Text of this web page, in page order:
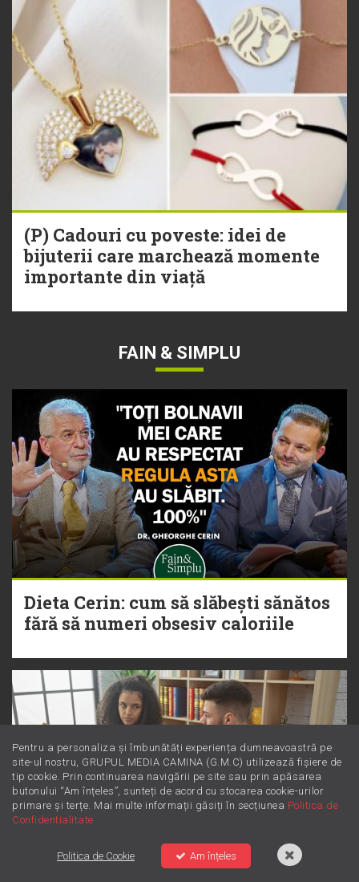
(P) Cadouri cu poveste: idei de
bijuterii care marchează momente
importante din viață
FAIN & SIMPLU
Dieta Cerin: cum să slăbești sănătos
fără să numeri obsesiv caloriile
Pentru a personaliza și îmbunătăți experiența dumneavoastră pe
site-ul nostru, GRUPUL MEDIA CAMINA (G.M.C) utilizează fișiere de
tip cookie. Prin continuarea navigării pe site sau prin apăsarea
butonului “Am înțeles”, sunteți de acord cu stocarea cookie-urilor
primare și terțe. Mai multe informații găsiți în secțiunea Politica de
Confidentialitate
Politica de Cookie Am înțeles